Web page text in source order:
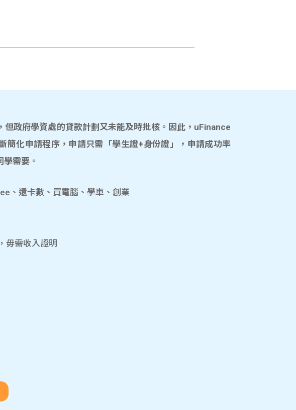
但政府學資處的貸款計劃又未能及時批核。因此，uFinance
簡化申請程序，申請只需「學生證+身份證」，申請成功率
需要。
、還卡數、買電腦、學車、創業
毋需收入證明